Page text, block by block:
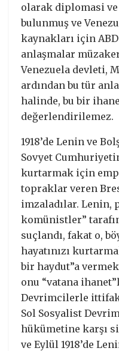
olarak diplomasi ve
bulunmuş ve
kaynakları için
anlaşmalar
Venezuela devleti,
ardından bu tür
halinde, bu bir
değerlendirilemez.
1918’de Lenin ve
Sovyet
kurtarmak için
topraklar veren
imzaladılar. Lenin,
komünistler”
suçlandı, fakat o,
hayatınızı
bir haydut”a
onu “vatana
Devrimcilerle
Sol Sosyalist
hükümetine karşı
ve Eylül 1918’de